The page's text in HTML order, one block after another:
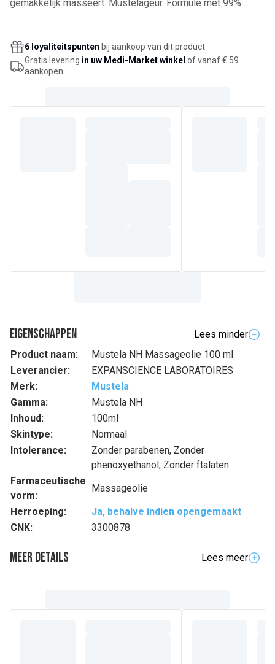
gemakkelijk masseert. Mustelageur. Formule met 99%
bescherming. Dermatologisch getest onder pediatrisch
toezicht. Van Franse makelij. Normale huid.
6 loyaliteitspunten bij aankoop van dit product
Gratis levering in uw Medi-Market winkel of vanaf € 59
aankopen
Eigenschappen
Lees minder
Product naam:
Mustela NH Massageolie 100 ml
Leverancier:
EXPANSCIENCE LABORATOIRES
Merk:
Mustela
Gamma:
Mustela NH
Inhoud:
100ml
Skintype:
Normaal
Intolerance:
Zonder parabenen, Zonder
phenoxyethanol, Zonder ftalaten
Farmaceutische
vorm:
Massageolie
Herroeping:
Ja, behalve indien opengemaakt
CNK:
3300878
Meer details
Lees meer
vanaf de geboorte(1).De textuur van de olie dringt